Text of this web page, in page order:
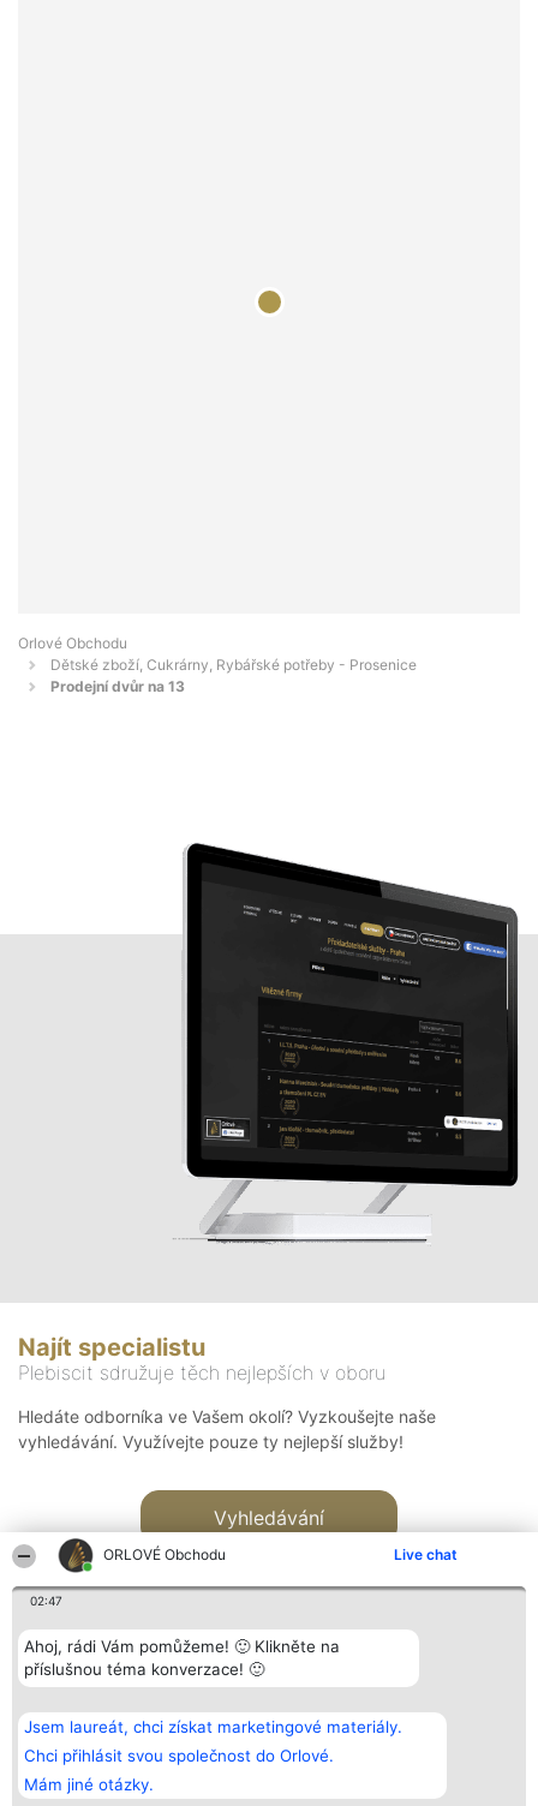
ORLOVÉ Obchodu Live chat
02:47
Ahoj, rádi Vám pomůžeme! 🙂 Klikněte na
příslušnou téma konverzace! 🙂
Jsem laureát, chci získat marketingové materiály.
Chci přihlásit svou společnost do Orlové.
Mám jiné otázky.
Orlové Obchodu
Dětské zboží, Cukrárny, Rybářské potřeby - Prosenice
Prodejní dvůr na 13
Najít specialistu
Plebiscit sdružuje těch nejlepších v oboru
Hledáte odborníka ve Vašem okolí? Vyzkoušejte naše
vyhledávání. Využívejte pouze ty nejlepší služby!
Vyhledávání
Bright Side Solutions sp. z o.
o. sp. k.
ul. Ruska 22
Wrocław 50-079
KRS 0000749100 | Regon
381313360 | NIP 8943132676
Vítězové
Seznam všech
laureátů
Zásady
Zásady
Kontakt